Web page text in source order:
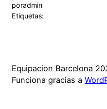
poradmin
Etiquetas:
Equipacion Barcelona
Funciona gracias a